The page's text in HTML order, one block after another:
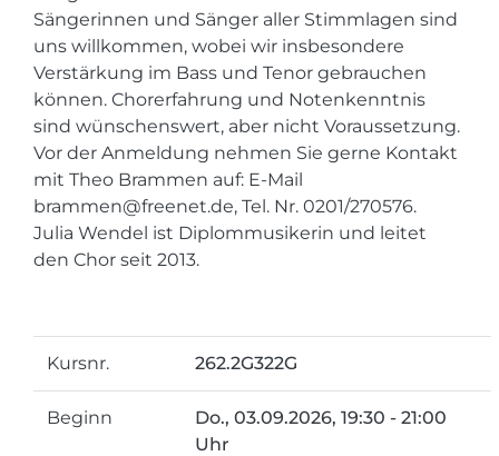
Sängerinnen und Sänger aller Stimmlagen sind
uns willkommen, wobei wir insbesondere
Verstärkung im Bass und Tenor gebrauchen
können. Chorerfahrung und Notenkenntnis
sind wünschenswert, aber nicht Voraussetzung.
Vor der Anmeldung nehmen Sie gerne Kontakt
mit Theo Brammen auf: E-Mail
brammen@freenet.de, Tel. Nr. 0201/270576.
Julia Wendel ist Diplommusikerin und leitet
den Chor seit 2013.
Kursnr. 262.2G322G
Beginn Do., 03.09.2026, 19:30 - 21:00
Uhr